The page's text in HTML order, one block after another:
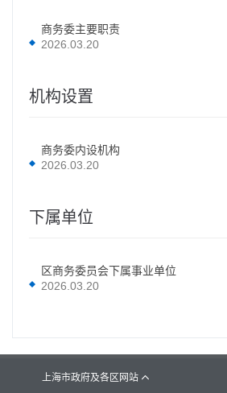
商务委主要职责
2026.03.20
机构设置
商务委内设机构
2026.03.20
下属单位
区商务委员会下属事业单位
2026.03.20
上海市政府及各区网站 